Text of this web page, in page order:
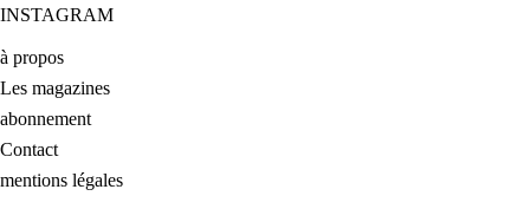
INSTAGRAM
à propos
Les magazines
abonnement
Contact
mentions légales